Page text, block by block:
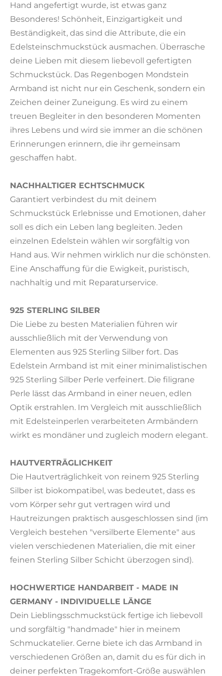
Hand angefertigt wurde, ist etwas ganz
Besonderes! Schönheit, Einzigartigkeit und
Beständigkeit, das sind die Attribute, die ein
Edelsteinschmuckstück ausmachen. Überrasche
deine Lieben mit diesem liebevoll gefertigten
Schmuckstück. Das Regenbogen Mondstein
Armband ist nicht nur ein Geschenk, sondern ein
Zeichen deiner Zuneigung. Es wird zu einem
treuen Begleiter in den besonderen Momenten
ihres Lebens und wird sie immer an die schönen
Erinnerungen erinnern, die ihr gemeinsam
geschaffen habt.
NACHHALTIGER ECHTSCHMUCK
Garantiert verbindest du mit deinem
Schmuckstück Erlebnisse und Emotionen, daher
soll es dich ein Leben lang begleiten. Jeden
einzelnen Edelstein wählen wir sorgfältig von
Hand aus. Wir nehmen wirklich nur die schönsten.
Eine Anschaffung für die Ewigkeit, puristisch,
nachhaltig und mit Reparaturservice.
925 STERLING SILBER
Die Liebe zu besten Materialien führen wir
ausschließlich mit der Verwendung von
Elementen aus 925 Sterling Silber fort. Das
Edelstein Armband ist mit einer minimalistischen
925 Sterling Silber Perle verfeinert. Die filigrane
Perle lässt das Armband in einer neuen, edlen
Optik erstrahlen. Im Vergleich mit ausschließlich
mit Edelsteinperlen verarbeiteten Armbändern
wirkt es mondäner und zugleich modern elegant.
HAUTVERTRÄGLICHKEIT
Die Hautverträglichkeit von reinem 925 Sterling
Silber ist biokompatibel, was bedeutet, dass es
vom Körper sehr gut vertragen wird und
Hautreizungen praktisch ausgeschlossen sind (im
Vergleich bestehen "versilberte Elemente" aus
vielen verschiedenen Materialien, die mit einer
feinen Sterling Silber Schicht überzogen sind).
HOCHWERTIGE HANDARBEIT - MADE IN
GERMANY - INDIVIDUELLE LÄNGE
Dein Lieblingsschmuckstück fertige ich liebevoll
und sorgfältig "handmade" hier in meinem
Schmuckatelier. Gerne biete ich das Armband in
verschiedenen Größen an, damit du es für dich in
deiner perfekten Tragekomfort-Größe auswählen